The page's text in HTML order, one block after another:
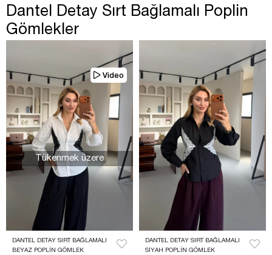
Dantel Detay Sırt Bağlamalı Poplin
Gömlekler
DANTEL DETAY SIRT BAĞLAMALI
BEYAZ POPLIN GÖMLEK
Tükenmek üzere
Video
DANTEL DETAY SIRT BAĞLAMALI
SIYAH POPLIN GÖMLEK